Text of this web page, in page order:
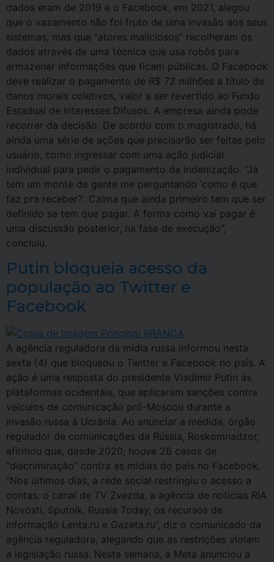
dados eram de 2019 e o Facebook, em 2021, alegou
que o vazamento não foi fruto de uma invasão aos seus
sistemas, mas que “atores maliciosos” recolheram os
dados através de uma técnica que usa robôs para
armazenar informações que ficam públicas. O Facebook
deve realizar o pagamento de R$ 72 milhões a título de
danos morais coletivos, valor a ser revertido ao Fundo
Estadual de Interesses Difusos. A empresa ainda pode
recorrer da decisão. De acordo com o magistrado, há
ainda uma série de ações que precisarão ser feitas pelo
usuário, como ingressar com uma ação judicial
individual para pedir o pagamento da indenização. “Já
tem um monte de gente me perguntando ‘como é que
faz pra receber?’. Calma que ainda primeiro tem que ser
definido se tem que pagar. A forma como vai pagar é
uma discussão posterior, na fase de execução”,
concluiu.
Putin bloqueia acesso da
população ao Twitter e
Facebook
A agência reguladora da mídia russa informou nesta
sexta (4) que bloqueou o Twitter e Facebook no país. A
ação é uma resposta do presidente Vladimir Putin às
plataformas ocidentais, que aplicaram sanções contra
veículos de comunicação pró-Moscou durante a
invasão russa à Ucrânia. Ao anunciar a medida, órgão
regulador de comunicações da Rússia, Roskomnadzor,
afirmou que, desde 2020, houve 26 casos de
“discriminação” contra as mídias do país no Facebook.
“Nos últimos dias, a rede social restringiu o acesso a
contas: o canal de TV Zvezda, a agência de notícias RIA
Novosti, Sputnik, Russia Today, os recursos de
informação Lenta.ru e Gazeta.ru”, diz o comunicado da
agência reguladora, alegando que as restrições violam
a legislação russa. Nesta semana, a Meta anunciou a